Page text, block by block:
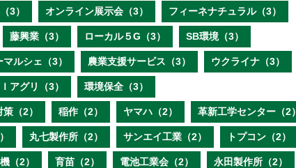
3） オンライン展示会（3） フィーネナチュラル（3）
藤興業（3） ローカル５G（3） SB環境（3）
ルシェ（3） 農業支援サービス（3） ウクライナ（3）
アグリ（3） 環境保全（3）
（2） 稲作（2） ヤマハ（2） 革新工学センター（2）
丸七製作所（2） サンエイ工業（2） トプコン（2）
（2） 育苗（2） 電池工業会（2） 永田製作所（2）